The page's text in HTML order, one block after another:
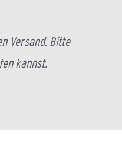
Versand. Bitte
kannst.